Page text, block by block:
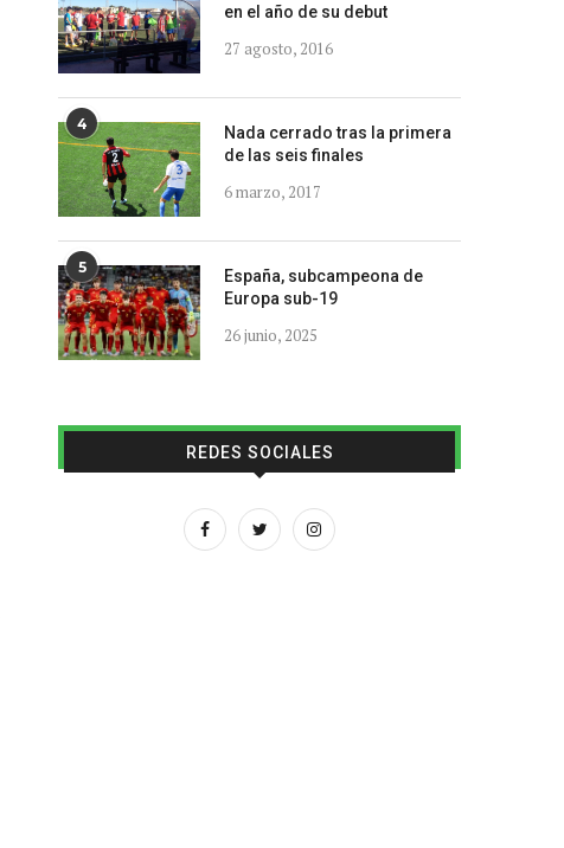
en el año de su debut
27 agosto, 2016
4
Nada cerrado tras la primera
de las seis finales
6 marzo, 2017
5
España, subcampeona de
Europa sub-19
26 junio, 2025
REDES SOCIALES